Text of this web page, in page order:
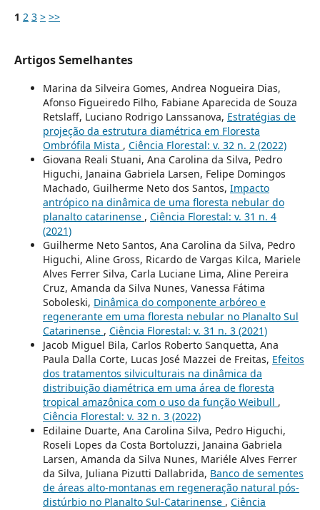
1 2 3 > >>
Artigos Semelhantes
Marina da Silveira Gomes, Andrea Nogueira Dias,
Afonso Figueiredo Filho, Fabiane Aparecida de Souza
Retslaff, Luciano Rodrigo Lanssanova, Estratégias de
projeção da estrutura diamétrica em Floresta
Ombrófila Mista , Ciência Florestal: v. 32 n. 2 (2022)
Giovana Reali Stuani, Ana Carolina da Silva, Pedro
Higuchi, Janaina Gabriela Larsen, Felipe Domingos
Machado, Guilherme Neto dos Santos, Impacto
antrópico na dinâmica de uma floresta nebular do
planalto catarinense , Ciência Florestal: v. 31 n. 4
(2021)
Guilherme Neto Santos, Ana Carolina da Silva, Pedro
Higuchi, Aline Gross, Ricardo de Vargas Kilca, Mariele
Alves Ferrer Silva, Carla Luciane Lima, Aline Pereira
Cruz, Amanda da Silva Nunes, Vanessa Fátima
Soboleski, Dinâmica do componente arbóreo e
regenerante em uma floresta nebular no Planalto Sul
Catarinense , Ciência Florestal: v. 31 n. 3 (2021)
Jacob Miguel Bila, Carlos Roberto Sanquetta, Ana
Paula Dalla Corte, Lucas José Mazzei de Freitas, Efeitos
dos tratamentos silviculturais na dinâmica da
distribuição diamétrica em uma área de floresta
tropical amazônica com o uso da função Weibull ,
Ciência Florestal: v. 32 n. 3 (2022)
Edilaine Duarte, Ana Carolina Silva, Pedro Higuchi,
Roseli Lopes da Costa Bortoluzzi, Janaina Gabriela
Larsen, Amanda da Silva Nunes, Mariéle Alves Ferrer
da Silva, Juliana Pizutti Dallabrida, Banco de sementes
de áreas alto-montanas em regeneração natural pós-
distúrbio no Planalto Sul-Catarinense , Ciência